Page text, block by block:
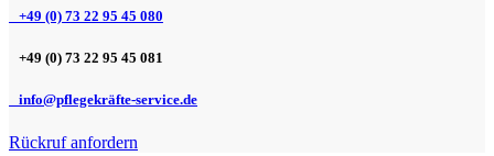
+49 (0) 73 22 95 45 080
+49 (0) 73 22 95 45 081
info@pflegekräfte-service.de
Rückruf anfordern